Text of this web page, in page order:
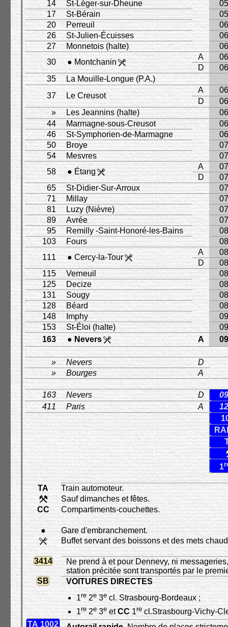
14 St-Léger-sur-Dheune
17
St-Bérain
20
Perreuil
26
St-Julien-Écuisses
27
Monnetois (halte)
30
● Montchanin
A
D
35
La Mouille-Longue (P.A.)
37
Le Creusot
A
D
»
Les Jeannins (halte)
44
Marmagne-sous-Creusot
46
St-Symphorien-de-Marmagne
50
Broye
54
Mesvres
58
● Étang
A
D
65
St-Didier-Sur-Arroux
71
Millay
81
Luzy (Nièvre)
89
Avrée
95
Remilly -Saint-Honoré-les-Bains
103
Fours
111
● Cercy-la-Tour
A
D
115
Verneuil
125
Decize
131
Sougy
128
Béard
148
Imphy
153
St-Éloi (halte)
163
● Nevers A
» Nevers
D
»
Bourges A
163 Nevers D
411
Paris A
1
TA
Train automoteur.
Sauf dimanches et fêtes.
CC
Compartiments-couchettes.
●
Gare d'embranchement.
Buffet servant des boissons et des mets
3414
Ne prend à et pour Dennevy, ni
station précitée sont transportés par le
SB
VOITURES DIRECTES
1re 2e 3e cl. Strasbourg-Bordeaux ;
1re 2e 3eetCC 1re cl.Strasbourg-Vichy-
TA 1002